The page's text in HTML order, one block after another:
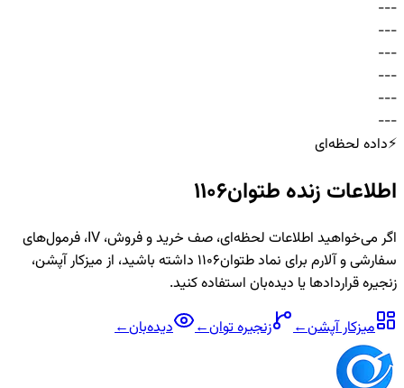
-
-
-
-
-
-
-
-
-
-
-
-
-
-
-
-
-
-
⚡داده لحظه‌ای
اطلاعات زنده طتوان1106
اگر می‌خواهید اطلاعات لحظه‌ای، صف خرید و فروش، IV، فرمول‌های
سفارشی و آلارم برای نمادطتوان1106
داشته باشید، از میزکار آپشن،
زنجیره قراردادها یا دیده‌بان استفاده کنید.
میزکار آپشن← زنجیرهتوان← دیده‌بان←